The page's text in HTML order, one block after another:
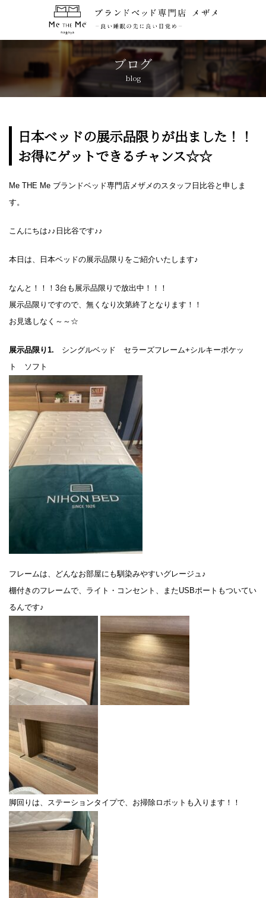
ブログ
blog
日本ベッドの展示品限りが出ました！！
お得にゲットできるチャンス☆☆
Me THE Me ブランドベッド専門店メザメのスタッフ日比谷と申しま
す。
こんにちは♪♪日比谷です♪♪
本日は、日本ベッドの展示品限りをご紹介いたします♪
なんと！！！3台も展示品限りで放出中！！！
展示品限りですので、無くなり次第終了となります！！
お見逃しなく～～☆
展示品限り1. シングルベッド セラーズフレーム+シルキーポケッ
ト ソフト
フレームは、どんなお部屋にも馴染みやすいグレージュ♪
棚付きのフレームで、ライト・コンセント、またUSBポートもついてい
るんです♪
脚回りは、ステーションタイプで、お掃除ロボットも入ります！！
トップページ TOP
CONCEPT
アクセス ACCESS
ブログ
おしらせ